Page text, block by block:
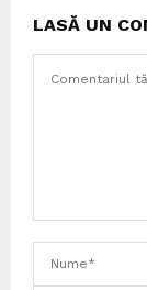
LASĂ UN